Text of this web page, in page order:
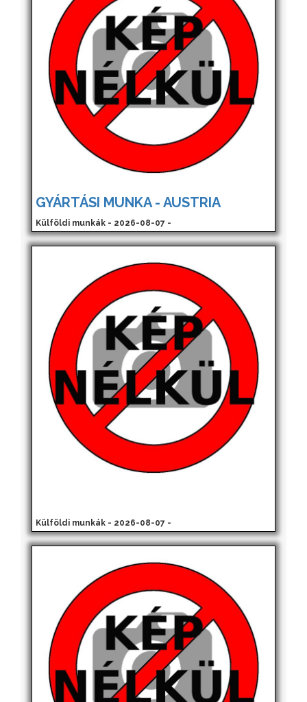
GYÁRTÁSI MUNKA - AUSTRIA
Külföldi munkák - 2026-08-07 -
Külföldi munkák - 2026-08-07 -